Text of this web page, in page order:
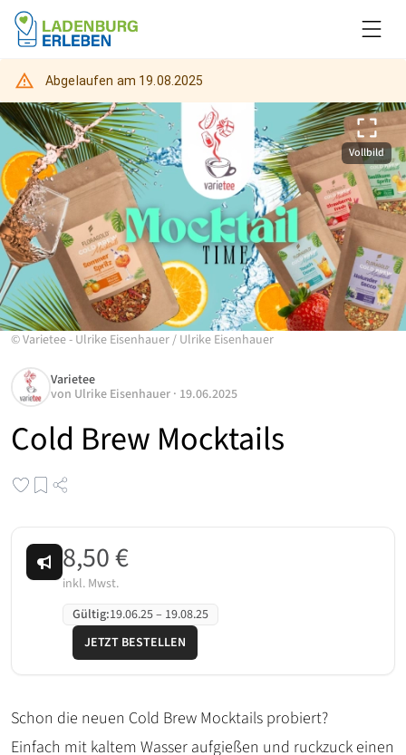
Abgelaufen am 19.08.2025
Vollbild
©Varietee - Ulrike Eisenhauer/ Ulrike Eisenhauer
Cold Brew Mocktails
Varietee
von Ulrike Eisenhauer · 19.06.2025
8,50 €
inkl. Mwst.
Gültig:19.06.25– 19.08.25
JETZT BESTELLEN
Schon die neuen Cold Brew Mocktails probiert?
Einfach mit kaltem Wasser aufgießen und ruckzuck einen